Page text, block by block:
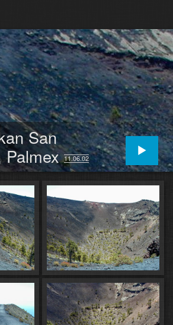
San
Palmex11.06.02